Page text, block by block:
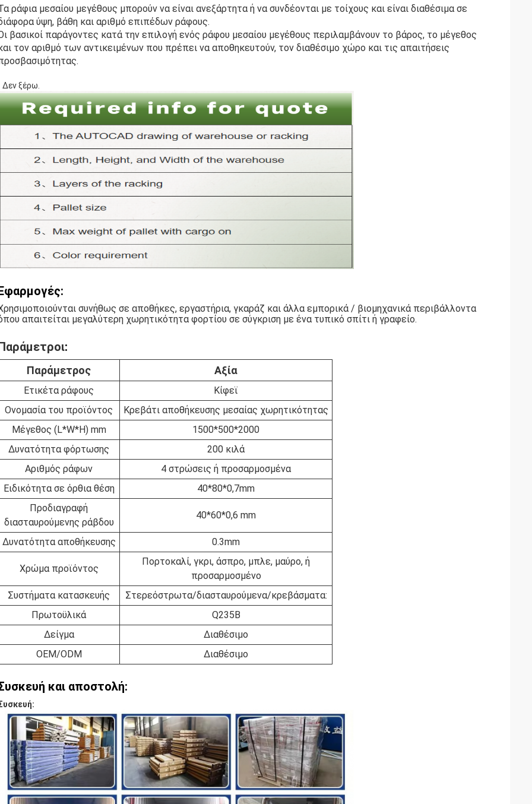
ράφια μεσαίου μεγέθους μπορούν να είναι ανεξάρτητα ή να συνδέονται με τοίχους και είναι διαθέσιμα σε
ύψη, βάθη και αριθμό επιπέδων ράφους.
βασικοί παράγοντες κατά την επιλογή ενός ράφου μεσαίου μεγέθους περιλαμβάνουν το βάρος, το μέγεθος
τον αριθμό των αντικειμένων που πρέπει να αποθηκευτούν, τον διαθέσιμο χώρο και τις απαιτήσεις
Δεν ξέρω.
συνήθως σε αποθήκες, εργαστήρια, γκαράζ και άλλα εμπορικά / βιομηχανικά περιβάλλοντα
απαιτείται μεγαλύτερη χωρητικότητα φορτίου σε σύγκριση με ένα τυπικό σπίτι ή γραφείο.
:
Παράμετρος Αξία
Ετικέτα ράφους
Κίφεϊ
Ονομασία του προϊόντος
Κρεβάτι αποθήκευσης μεσαίας χωρητικότητας
Μέγεθος (L*W*H) mm
1500*500*2000
Δυνατότητα φόρτωσης
200 κιλά
Αριθμός ράφων
4 στρώσεις ή προσαρμοσμένα
Ειδικότητα σε όρθια θέση
40*80*0,7mm
Προδιαγραφή
διασταυρούμενης ράβδου
40*60*0,6 mm
Δυνατότητα αποθήκευσης 0.3mm
Χρώμα προϊόντος
Πορτοκαλί, γκρι, άσπρο, μπλε, μαύρο, ή
προσαρμοσμένο
Συστήματα κατασκευής
Στερεόστρωτα/διασταυρούμενα/κρεβάσματα:
Πρωτοϋλικά
Q235B
Δείγμα
Διαθέσιμο
OEM/ODM
Διαθέσιμο
και αποστολή: